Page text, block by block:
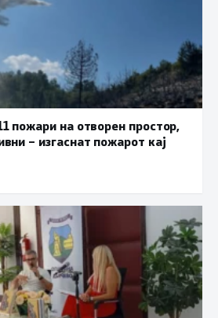
пожари на отворен простор,
– изгаснат пожарот кај